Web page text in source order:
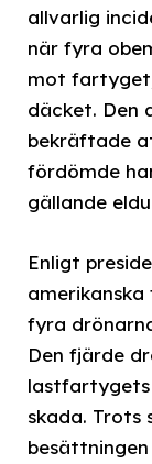
allvarlig
när fyra
mot
däcket. Den
bekräftade
fördömde
gällande
Enligt
fyra
Den fjärde
lastfartygets
skada. Trots